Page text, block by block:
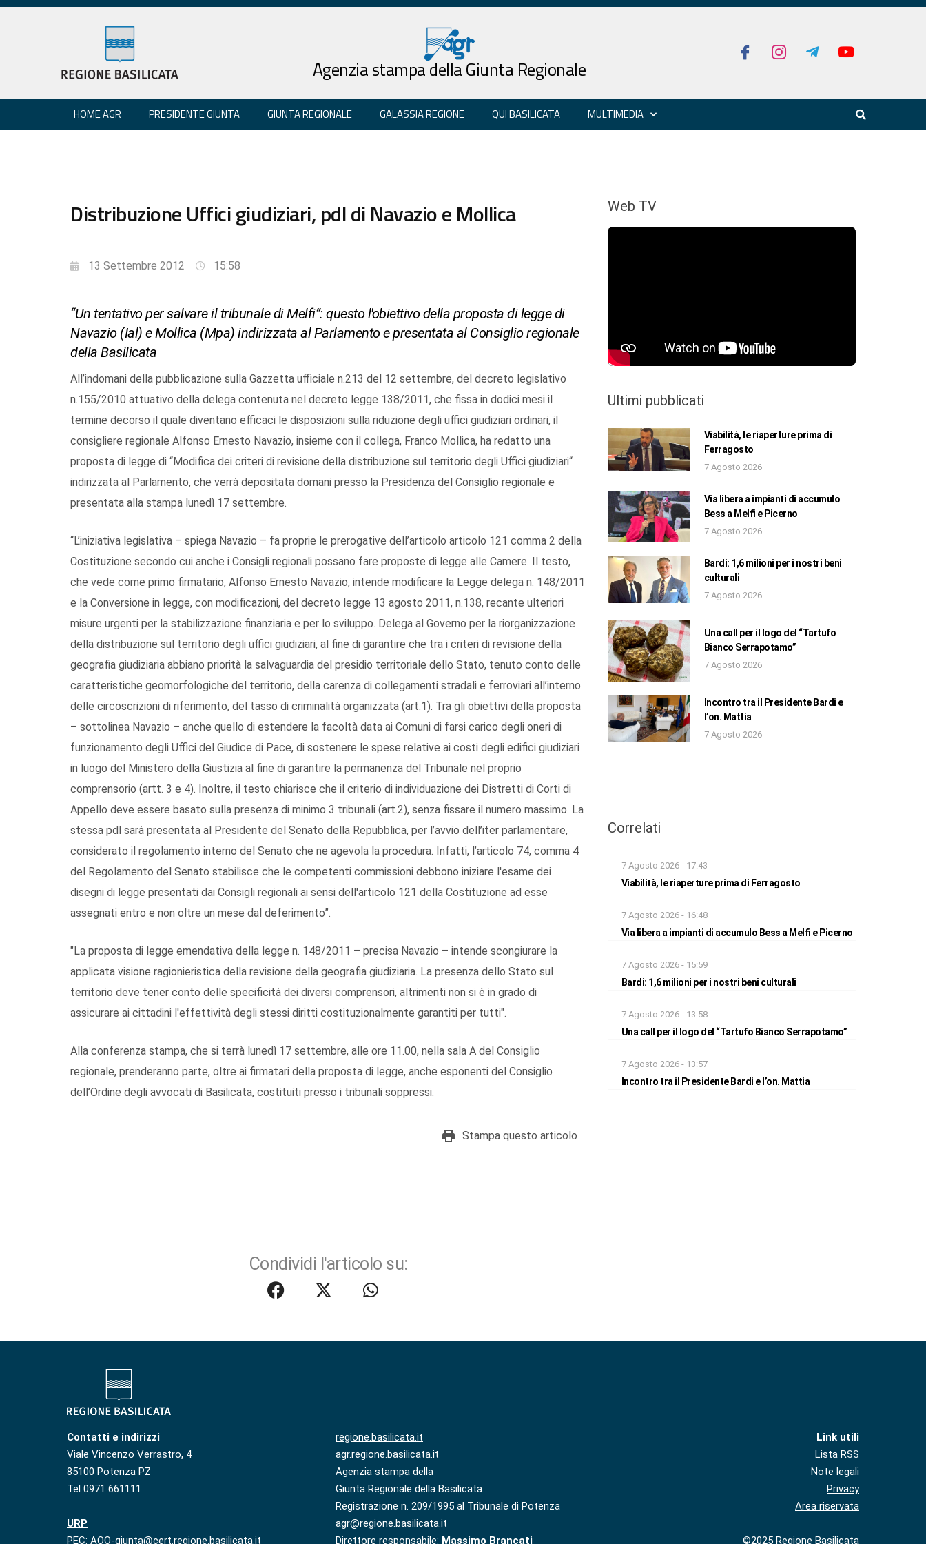
Agenzia stampa della Giunta Regionale
HOME AGR PRESIDENTE GIUNTA GIUNTA REGIONALE GALASSIA REGIONE QUI BASILICATA MULTIMEDIA
Distribuzione Uffici giudiziari, pdl di Navazio e Mollica
13 Settembre 2012 15:58
“Un tentativo per salvare il tribunale di Melfi”: questo l'obiettivo della proposta di legge di
Navazio (Ial) e Mollica (Mpa) indirizzata al Parlamento e presentata al Consiglio regionale
della Basilicata
All’indomani della pubblicazione sulla Gazzetta ufficiale n.213 del 12 settembre, del decreto legislativo
n.155/2010 attuativo della delega contenuta nel decreto legge 138/2011, che fissa in dodici mesi il
termine decorso il quale diventano efficaci le disposizioni sulla riduzione degli uffici giudiziari ordinari, il
consigliere regionale Alfonso Ernesto Navazio, insieme con il collega, Franco Mollica, ha redatto una
proposta di legge di “Modifica dei criteri di revisione della distribuzione sul territorio degli Uffici giudiziari“
indirizzata al Parlamento, che verrà depositata domani presso la Presidenza del Consiglio regionale e
presentata alla stampa lunedì 17 settembre.
“L’iniziativa legislativa – spiega Navazio – fa proprie le prerogative dell’articolo articolo 121 comma 2 della
Costituzione secondo cui anche i Consigli regionali possano fare proposte di legge alle Camere. Il testo,
che vede come primo firmatario, Alfonso Ernesto Navazio, intende modificare la Legge delega n. 148/2011
e la Conversione in legge, con modificazioni, del decreto legge 13 agosto 2011, n.138, recante ulteriori
misure urgenti per la stabilizzazione finanziaria e per lo sviluppo. Delega al Governo per la riorganizzazione
della distribuzione sul territorio degli uffici giudiziari, al fine di garantire che tra i criteri di revisione della
geografia giudiziaria abbiano priorità la salvaguardia del presidio territoriale dello Stato, tenuto conto delle
caratteristiche geomorfologiche del territorio, della carenza di collegamenti stradali e ferroviari all’interno
delle circoscrizioni di riferimento, del tasso di criminalità organizzata (art.1). Tra gli obiettivi della proposta
– sottolinea Navazio – anche quello di estendere la facoltà data ai Comuni di farsi carico degli oneri di
funzionamento degli Uffici del Giudice di Pace, di sostenere le spese relative ai costi degli edifici giudiziari
in luogo del Ministero della Giustizia al fine di garantire la permanenza del Tribunale nel proprio
comprensorio (artt. 3 e 4). Inoltre, il testo chiarisce che il criterio di individuazione dei Distretti di Corti di
Appello deve essere basato sulla presenza di minimo 3 tribunali (art.2), senza fissare il numero massimo. La
stessa pdl sarà presentata al Presidente del Senato della Repubblica, per l’avvio dell’iter parlamentare,
considerato il regolamento interno del Senato che ne agevola la procedura. Infatti, l’articolo 74, comma 4
del Regolamento del Senato stabilisce che le competenti commissioni debbono iniziare l'esame dei
disegni di legge presentati dai Consigli regionali ai sensi dell'articolo 121 della Costituzione ad esse
assegnati entro e non oltre un mese dal deferimento”.
"La proposta di legge emendativa della legge n. 148/2011 – precisa Navazio – intende scongiurare la
applicata visione ragionieristica della revisione della geografia giudiziaria. La presenza dello Stato sul
territorio deve tener conto delle specificità dei diversi comprensori, altrimenti non si è in grado di
assicurare ai cittadini l'effettività degli stessi diritti costituzionalmente garantiti per tutti".
Alla conferenza stampa, che si terrà lunedì 17 settembre, alle ore 11.00, nella sala A del Consiglio
regionale, prenderanno parte, oltre ai firmatari della proposta di legge, anche esponenti del Consiglio
dell’Ordine degli avvocati di Basilicata, costituiti presso i tribunali soppressi.
Stampa questo articolo
Condividi l'articolo su:
Web TV
Ultimi pubblicati
Viabilità, le riaperture prima di
Ferragosto
7 Agosto 2026
Via libera a impianti di accumulo
Bess a Melfi e Picerno
7 Agosto 2026
Bardi: 1,6 milioni per i nostri beni
culturali
7 Agosto 2026
Una call per il logo del “Tartufo
Bianco Serrapotamo”
7 Agosto 2026
Incontro tra il Presidente Bardi e
l’on. Mattia
7 Agosto 2026
Correlati
7 Agosto 2026 - 17:43
Viabilità, le riaperture prima di Ferragosto
7 Agosto 2026 - 16:48
Via libera a impianti di accumulo Bess a Melfi e Picerno
7 Agosto 2026 - 15:59
Bardi: 1,6 milioni per i nostri beni culturali
7 Agosto 2026 - 13:58
Una call per il logo del “Tartufo Bianco Serrapotamo”
7 Agosto 2026 - 13:57
Incontro tra il Presidente Bardi e l’on. Mattia
Contatti e indirizzi
Viale Vincenzo Verrastro, 4
85100 Potenza PZ
Tel 0971 661111
URP
PEC: AOO-giunta@cert.regione.basilicata.it
regione.basilicata.it
agr.regione.basilicata.it
Agenzia stampa della
Giunta Regionale della Basilicata
Registrazione n. 209/1995 al Tribunale di Potenza
agr@regione.basilicata.it
Direttore responsabile: Massimo Brancati
Link utili
Lista RSS
Note legali
Privacy
Area riservata
©2025 Regione Basilicata